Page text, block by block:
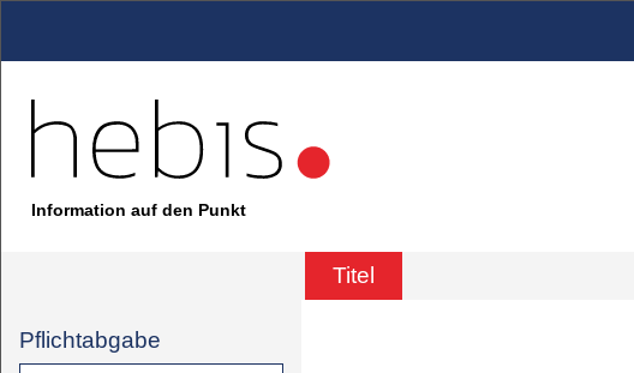
Information auf den Punkt
Titel
Pflichtabgabe